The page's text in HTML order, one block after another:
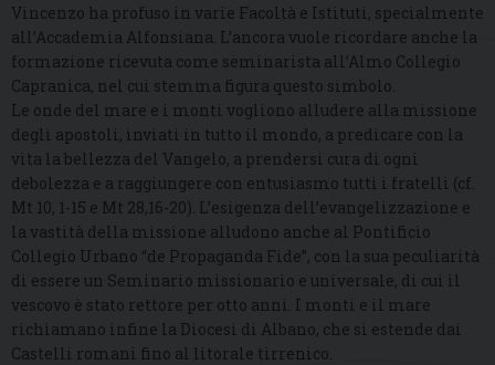
Vincenzo ha profuso in varie Facoltà e Istituti, specialmente
all’Accademia Alfonsiana. L’ancora vuole ricordare anche la
formazione ricevuta come seminarista all’Almo Collegio
Capranica, nel cui stemma figura questo simbolo.
Le onde del mare e i monti vogliono alludere alla missione
degli apostoli, inviati in tutto il mondo, a predicare con la
vita la bellezza del Vangelo, a prendersi cura di ogni
debolezza e a raggiungere con entusiasmo tutti i fratelli (cf.
Mt 10, 1-15 e Mt 28,16-20). L’esigenza dell’evangelizzazione e
la vastità della missione alludono anche al Pontificio
Collegio Urbano “de Propaganda Fide”, con la sua peculiarità
di essere un Seminario missionario e universale, di cui il
vescovo è stato rettore per otto anni. I monti e il mare
richiamano infine la Diocesi di Albano, che si estende dai
Castelli romani fino al litorale tirrenico.